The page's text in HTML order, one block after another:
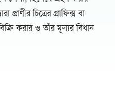
চিত্রের গ্ৰাফিক্স বা
করার ও তাঁর মূল্যর বিধান